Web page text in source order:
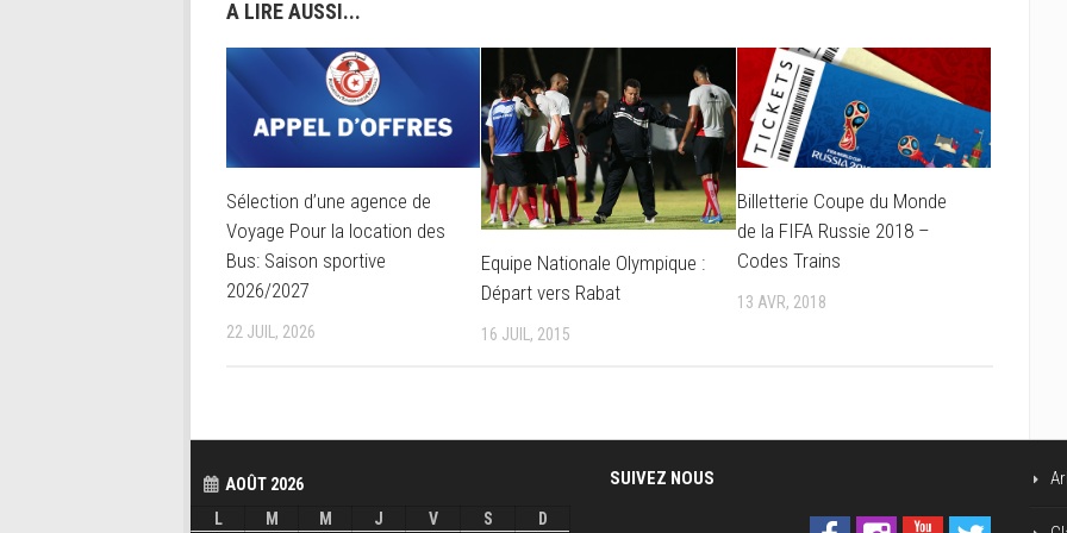
A LIRE AUSSI...
Sélection d’une agence de
Voyage Pour la location des
Bus: Saison sportive
2026/2027
22 JUIL, 2026
Equipe Nationale Olympique :
Départ vers Rabat
16 JUIL, 2015
Billetterie Coupe du Monde
de la FIFA Russie 2018 –
Codes Trains
13 AVR, 2018
AOÛT 2026
L
M M J V S D
SUIVEZ NOUS